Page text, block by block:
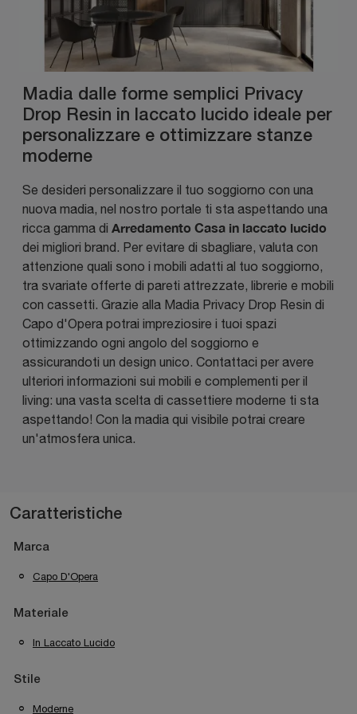
Madia dalle forme semplici Privacy
Drop Resin in laccato lucido ideale per
personalizzare e ottimizzare stanze
moderne
Se desideri personalizzare il tuo soggiorno con una
nuova madia, nel nostro portale ti sta aspettando una
ricca gamma di Arredamento Casa in laccato lucido
dei migliori brand. Per evitare di sbagliare, valuta con
attenzione quali sono i mobili adatti al tuo soggiorno,
tra svariate offerte di pareti attrezzate, librerie e mobili
con cassetti. Grazie alla Madia Privacy Drop Resin di
Capo d'Opera potrai impreziosire i tuoi spazi
ottimizzando ogni angolo del soggiorno e
assicurandoti un design unico. Contattaci per avere
ulteriori informazioni sui mobili e complementi per il
living: una vasta scelta di cassettiere moderne ti sta
aspettando! Con la madia qui visibile potrai creare
un'atmosfera unica.
Caratteristiche
Marca
Capo D'Opera
Materiale
In Laccato Lucido
Stile
Moderne